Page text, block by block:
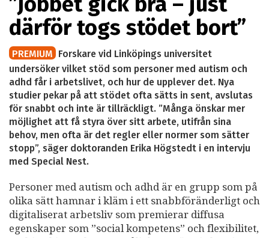
därför togs stödet bort”
PREMIUM Forskare vid Linköpings universitet
undersöker vilket stöd som personer med autism och
adhd får i arbetslivet, och hur de upplever det. Nya
studier pekar på att stödet ofta sätts in sent, avslutas
för snabbt och inte är tillräckligt. ”Många önskar mer
möjlighet att få styra över sitt arbete, utifrån sina
behov, men ofta är det regler eller normer som sätter
stopp”, säger doktoranden Erika Högstedt i en intervju
med Special Nest.
Personer med autism och adhd är en grupp som på
olika sätt hamnar i kläm i ett snabbföränderligt och
digitaliserat arbetsliv som premierar diffusa
egenskaper som ”social kompetens” och flexibilitet,